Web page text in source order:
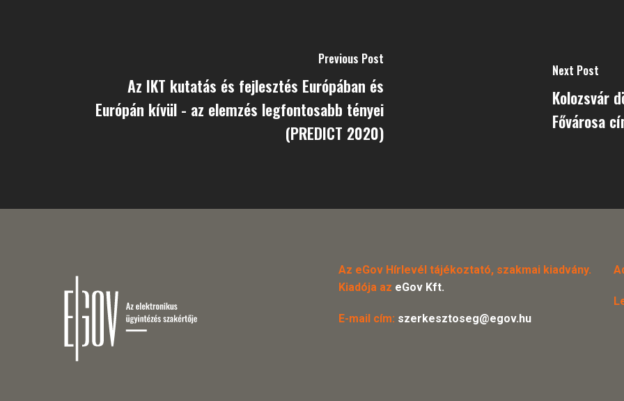
Previous Post
Az IKT kutatás és fejlesztés Európában és
Európán kívül - az elemzés legfontosabb tényei
(PREDICT 2020)
Next Post
Kolozsvár
Fővárosa
Az eGov Hírlevél tájékoztató, szakmai kiadvány.
Kiadója az eGov Kft.
E-mail cím: szerkesztoseg@egov.hu